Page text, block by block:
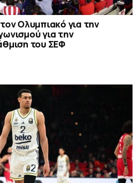
Ολυμπιακό για την
για την
του ΣΕΦ